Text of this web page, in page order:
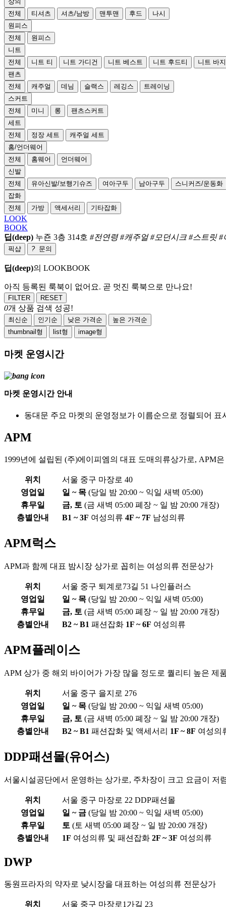
전체
티셔츠 셔츠/남방 맨투맨 후드
나시
원피스
전체
원피스
니트
전체
니트 티 니트 가디건 니트 베스트 니트 후드티
니트 바지
팬츠
전체
캐주얼 데님 슬랙스 레깅스
트레이닝
스커트
전체
미니 롱
팬츠스커트
세트
전체
정장 세트
캐주얼 세트
홈/언더웨어
전체
홈웨어
언더웨어
신발
전체
유아신발/보행기슈즈 여아구두 남아구두 스니커즈/운동화
잡화
전체
가방 액세서리 기타잡화
LOOK
BOOK
딥(deep) 누죤 3층 314호 #전연령 #캐주얼 #모던시크 #스트릿 #
픽샵 ? 문의
딥(deep)의 LOOKBOOK
아직 등록된 룩북이 없어요. 곧 멋진 룩북으로 만나요!
FILTER RESET
0개 상품 검색 성공!
최신순 인기순 낮은 가격순
높은 가격순
thumbnail형
list형 image형
마켓 운영시간
마켓 운영시간 안내
동대문 주요 마켓의 운영정보가 이름순으로 정렬되어 표
APM
1999년에 설립된 (주)에이피엠의 대표 도매의류상가로, APM
위치
서울 중구 마장로 40
영업일
일 ~ 목 (당일 밤 20:00 ~ 익일 새벽 05:00)
휴무일
금, 토 (금 새벽 05:00 폐장 ~ 일 밤 20:00 개장)
층별안내
B1 ~ 3F 여성의류 4F ~ 7F 남성의류
APM럭스
APM과 함께 대표 밤시장 상가로 꼽히는 여성의류 전문상가
위치
서울 중구 퇴계로73길 51 나인플러스
영업일
일 ~ 목 (당일 밤 20:00 ~ 익일 새벽 05:00)
휴무일
금, 토 (금 새벽 05:00 폐장 ~ 일 밤 20:00 개장)
층별안내
B2 ~ B1 패션잡화 1F ~ 6F 여성의류
APM플레이스
APM 상가 중 해외 바이어가 가장 많을 정도로 퀄리티 높은 제
위치
서울 중구 을지로 276
영업일
일 ~ 목 (당일 밤 20:00 ~ 익일 새벽 05:00)
휴무일
금, 토 (금 새벽 05:00 폐장 ~ 일 밤 20:00 개장)
층별안내
B2 ~ B1 패션잡화 및 액세서리 1F ~ 8F 여성의
DDP패션몰(유어스)
서울시설공단에서 운영하는 상가로, 주차장이 크고 요금이 저
위치
서울 중구 마장로 22 DDP패션몰
영업일
일 ~ 금 (당일 밤 20:00 ~ 익일 새벽 05:00)
휴무일
토 (토 새벽 05:00 폐장 ~ 일 밤 20:00 개장)
층별안내
1F 여성의류 및 패션잡화 2F ~ 3F 여성의류
DWP
동원프라자의 약자로 낮시장을 대표하는 여성의류 전문상가
위치 서울 중구 마장로1가길 23